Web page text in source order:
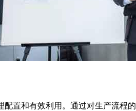
配置和有效利用。通过对生产流程